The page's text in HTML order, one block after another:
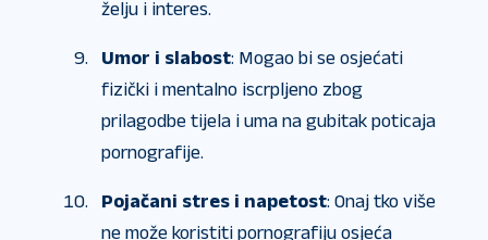
želju i interes.
Umor i slabost: Mogao bi se osjećati
fizički i mentalno iscrpljeno zbog
prilagodbe tijela i uma na gubitak poticaja
pornografije.
Pojačani stres i napetost: Onaj tko više
ne može koristiti pornografiju osjeća